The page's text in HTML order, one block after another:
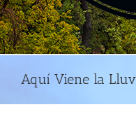
Aquí Viene la